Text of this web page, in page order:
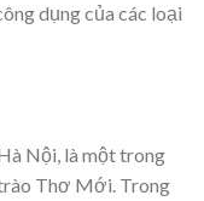
dụng của các loại
Nội, là một trong
Thơ Mới. Trong